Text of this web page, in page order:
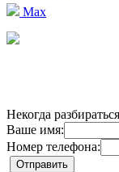
Max
Некогда
Ваше имя:
Номер телефона: